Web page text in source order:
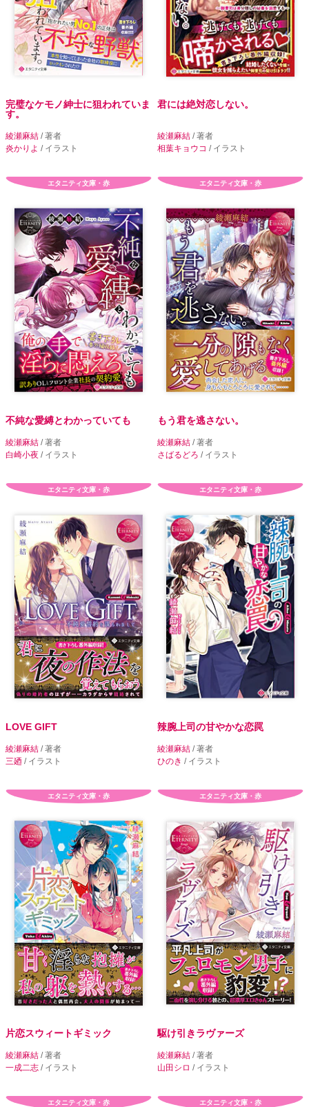
完璧なケモノ紳士に狙われていま
す。
綾瀬麻結 / 著者
炎かりよ / イラスト
君には絶対恋しない。
綾瀬麻結 / 著者
相葉キョウコ / イラスト
エタニティ文庫・赤
不純な愛縛とわかっていても
綾瀬麻結 / 著者
白崎小夜 / イラスト
エタニティ文庫・赤
もう君を逃さない。
綾瀬麻結 / 著者
さばるどろ / イラスト
エタニティ文庫・赤
LOVE GIFT
綾瀬麻結 / 著者
三廼 / イラスト
エタニティ文庫・赤
辣腕上司の甘やかな恋罠
綾瀬麻結 / 著者
ひのき / イラスト
エタニティ文庫・赤
片恋スウィートギミック
綾瀬麻結 / 著者
一成二志 / イラスト
エタニティ文庫・赤
駆け引きラヴァーズ
綾瀬麻結 / 著者
山田シロ / イラスト
エタニティ文庫・赤 エタニティ文庫・赤